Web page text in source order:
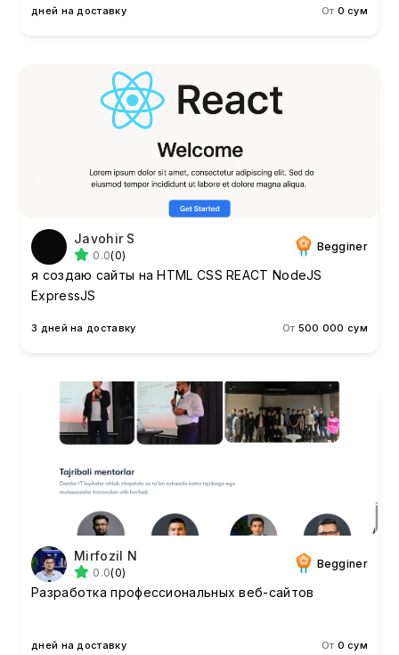
дней на доставку От 0 сум
Javohir S
0.0(0)
Begginer
я создаю сайты на HTML CSS REACT NodeJS
ExpressJS
3 дней на доставку От 500 000 сум
Mirfozil N
0.0(0)
Begginer
Разработка профессиональных веб-сайтов
дней на доставку От 0 сум